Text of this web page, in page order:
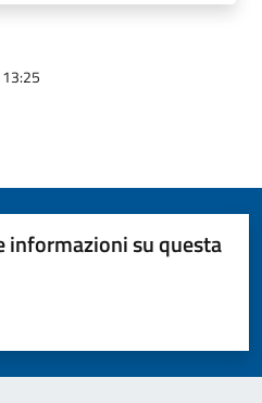
informazioni su questa
su 5
5